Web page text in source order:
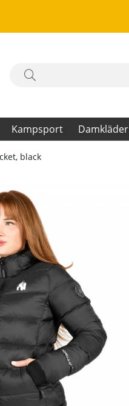
Kampsport Damkläder
black